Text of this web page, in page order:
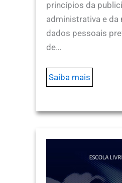
princípios da
administrativa e da
dados pessoais
de…
Saiba mais